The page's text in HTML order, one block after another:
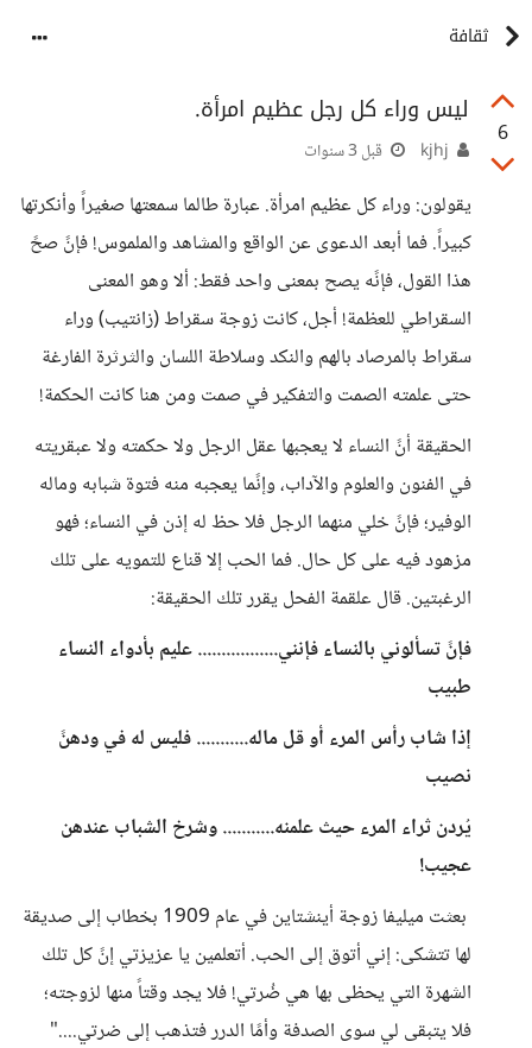
ثقافة
6
ليس وراء كل رجل عظيم امرأة.
قبل 3 سنوات
يقولون: وراء كل عظيم امرأة. عبارة طالما سمعتها صغيراً وأنكرتها
كبيراً. فما أبعد الدعوى عن الواقع والمشاهد والملموس! فإنً صحً
هذا القول، فإنًه يصح بمعنى واحد فقط: ألا وهو المعنى
السقراطي للعظمة! أجل، كانت زوجة سقراط (زانتيب) وراء
سقراط بالمرصاد بالهم والنكد وسلاطة اللسان والثرثرة الفارغة
حتى علمته الصمت والتفكير في صمت ومن هنا كانت الحكمة!
الحقيقة أنً النساء لا يعجبها عقل الرجل ولا حكمته ولا عبقريته
في الفنون والعلوم والآداب، وإنًما يعجبه منه فتوة شبابه وماله
الوفير؛ فإنً خلي منهما الرجل فلا حظ له إذن في النساء؛ فهو
مزهود فيه على كل حال. فما الحب إلا قناع للتمويه على تلك
الرغبتين. قال علقمة الفحل يقرر تلك الحقيقة:
فإنً تسألوني بالنساء فإنني................. عليم بأدواء النساء
طبيب
إذا شاب رأس المرء أو قل ماله........... فليس له في ودهنً
نصيب
يُردن ثراء المرء حيث علمنه........... وشرخ الشباب عندهن
عجيب!
بعثت ميليفا زوجة أينشتاين في عام 1909 بخطاب إلى صديقة
لها تتشكى: إني أتوق إلى الحب. أتعلمين يا عزيزتي إنً كل تلك
الشهرة التي يحظى بها هي ضُرتي! فلا يجد وقتاً منها لزوجته؛
فلا يتبقى لي سوى الصدفة وأمًا الدرر فتذهب إلى ضرتي...."